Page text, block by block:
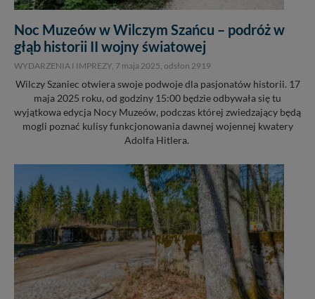
Noc Muzeów w Wilczym Szańcu – podróż w
głąb historii II wojny światowej
WYDARZENIA I IMPREZY, 7 maja 2025, odsłon 2919
Wilczy Szaniec otwiera swoje podwoje dla pasjonatów historii. 17
maja 2025 roku, od godziny 15:00 będzie odbywała się tu
wyjątkowa edycja Nocy Muzeów, podczas której zwiedzający będą
mogli poznać kulisy funkcjonowania dawnej wojennej kwatery
Adolfa Hitlera.